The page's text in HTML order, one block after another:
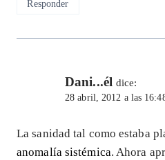
Responder
Dani...él dice:
28 abril, 2012 a las
La sanidad tal como estaba
anomalía sistémica. Ahora